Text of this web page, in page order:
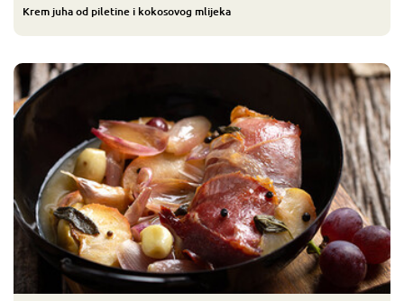
Krem juha od piletine i kokosovog mlijeka